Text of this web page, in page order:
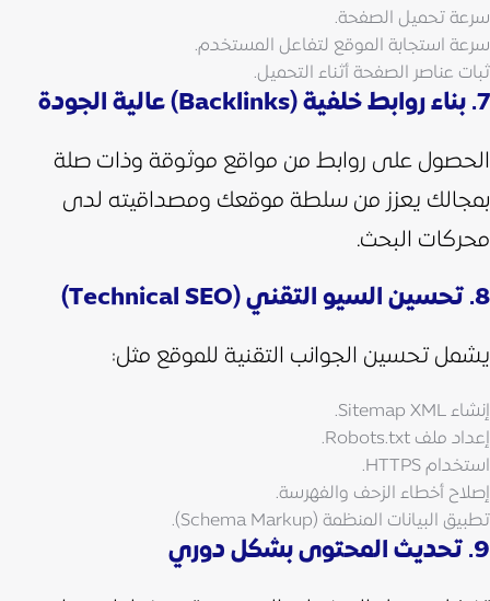
سرعة تحميل الصفحة.
سرعة استجابة الموقع لتفاعل المستخدم.
ثبات عناصر الصفحة أثناء التحميل.
7. بناء روابط خلفية (Backlinks) عالية الجودة
الحصول على روابط من مواقع موثوقة وذات صلة
بمجالك يعزز من سلطة موقعك ومصداقيته لدى
محركات البحث.
8. تحسين السيو التقني (Technical SEO)
يشمل تحسين الجوانب التقنية للموقع مثل:
إنشاء Sitemap XML.
إعداد ملف Robots.txt.
استخدام HTTPS.
إصلاح أخطاء الزحف والفهرسة.
تطبيق البيانات المنظمة (Schema Markup).
9. تحديث المحتوى بشكل دوري